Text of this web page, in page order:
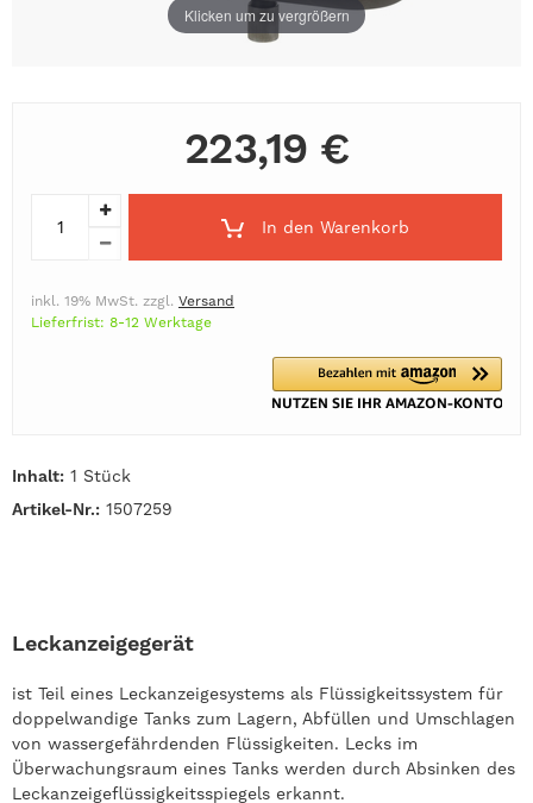
Klicken um zu vergrößern
Inhalt: 1 Stück
Artikel-Nr.: 1507259
223,19 €
In den Warenkorb
inkl. 19% MwSt. zzgl. Versand
Lieferfrist: 8-12 Werktage
Leckanzeigegerät
ist Teil eines Leckanzeigesystems als Flüssigkeitssystem für
doppelwandige Tanks zum Lagern, Abfüllen und Umschlagen
von wassergefährdenden Flüssigkeiten. Lecks im
Überwachungsraum eines Tanks werden durch Absinken des
Leckanzeigeflüssigkeitsspiegels erkannt.